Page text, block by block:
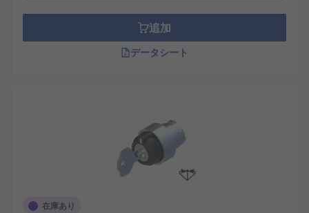
追加
データシート
在庫あり